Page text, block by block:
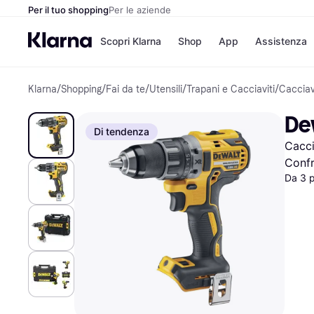
Per il tuo shoppingPer le aziende
Scopri Klarna
Opzioni di
Paga in 3 rate
Paga dopo 30 giorni
Finanziamento
Shop
Negozi
Unieuro
Media
eBay
Zalando
App Assistenza
Klarna/Shopping/Fai da te/Utensili/Trapani e Cacciaviti/
Di tendenza
Da 3